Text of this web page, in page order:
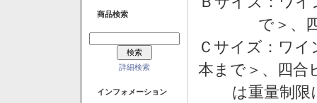
商品検索
詳細検索
インフォメーション
で＞、
Ｃサイズ：ワイ
本まで＞、四
は重量制